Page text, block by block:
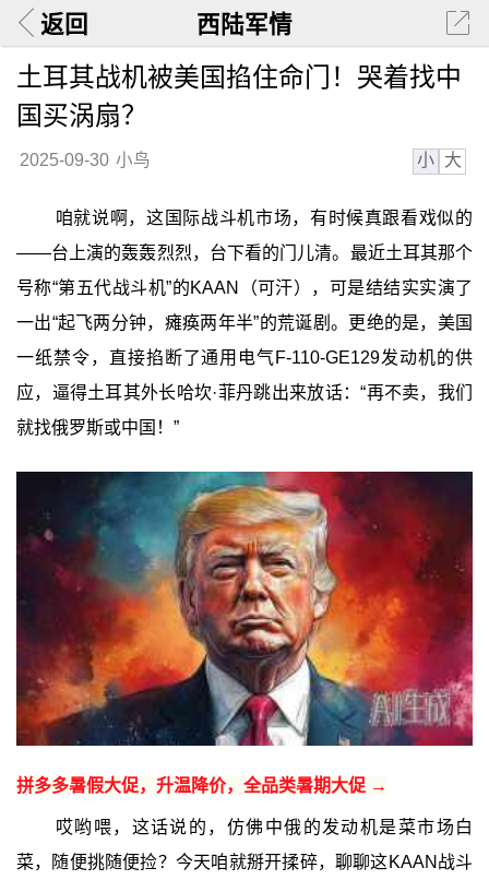
返回 西陆军情
土耳其战机被美国掐住命门！哭着找中
国买涡扇？
2025-09-30 小鸟 小 大
咱就说啊，这国际战斗机市场，有时候真跟看戏似的
——台上演的轰轰烈烈，台下看的门儿清。最近土耳其那个
号称“第五代战斗机”的KAAN（可汗），可是结结实实演了
一出“起飞两分钟，瘫痪两年半”的荒诞剧。更绝的是，美国
一纸禁令，直接掐断了通用电气F-110-GE129发动机的供
应，逼得土耳其外长哈坎·菲丹跳出来放话：“再不卖，我们
就找俄罗斯或中国！”
拼多多暑假大促，升温降价，全品类暑期大促 →
哎哟喂，这话说的，仿佛中俄的发动机是菜市场白
菜，随便挑随便捡？今天咱就掰开揉碎，聊聊这KAAN战斗